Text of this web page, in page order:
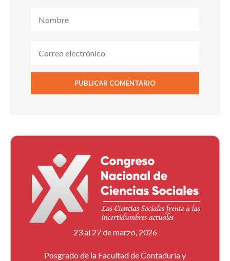
23 al 27 de marzo, 2026
Posgrado de la Facultad de Contaduría y